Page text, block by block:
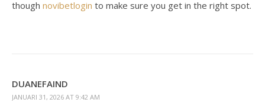
though novibetlogin to make sure you get in the right spot.
DUANEFAIND
JANUARI 31, 2026 AT 9:42 AM